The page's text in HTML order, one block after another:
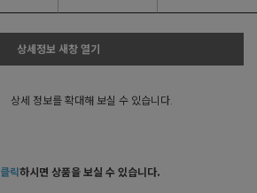
상세정보 새창 열기
상세 정보를 확대해 보실 수 있습니다.
클릭하시면 상품을 보실 수 있습니다.